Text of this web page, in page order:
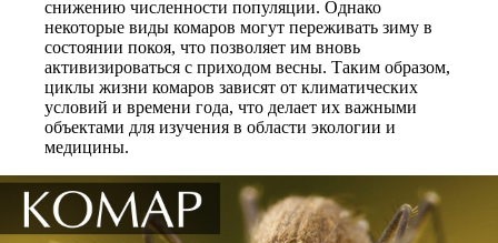
снижению численности популяции. Однако
некоторые виды комаров могут переживать зиму в
состоянии покоя, что позволяет им вновь
активизироваться с приходом весны. Таким образом,
циклы жизни комаров зависят от климатических
условий и времени года, что делает их важными
объектами для изучения в области экологии и
медицины.